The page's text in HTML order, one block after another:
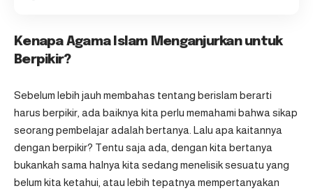
Kenapa Agama Islam Menganjurkan untuk
Berpikir?
Sebelum lebih jauh membahas tentang berislam berarti
harus berpikir , ada baiknya kita perlu memahami bahwa sikap
seorang pembelajar adalah bertanya. Lalu apa kaitannya
dengan berpikir? Tentu saja ada, dengan kita bertanya
bukankah sama halnya kita sedang menelisik sesuatu yang
belum kita ketahui, atau lebih tepatnya mempertanyakan